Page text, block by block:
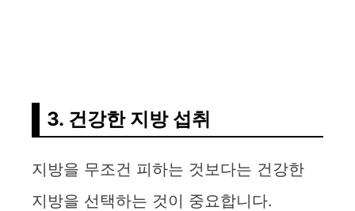
3. 건강한 지방 섭취
지방을 무조건 피하는 것보다는 건강한
지방을 선택하는 것이 중요합니다.